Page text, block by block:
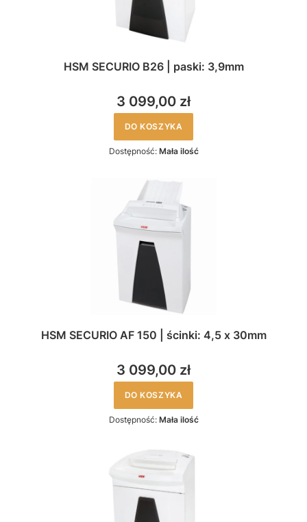
HSM SECURIO B26 | paski: 3,9mm
3 099,00 zł
DO KOSZYKA
Dostępność: Mała ilość
HSM SECURIO AF 150 | ścinki: 4,5 x 30mm
3 099,00 zł
DO KOSZYKA
Dostępność: Mała ilość